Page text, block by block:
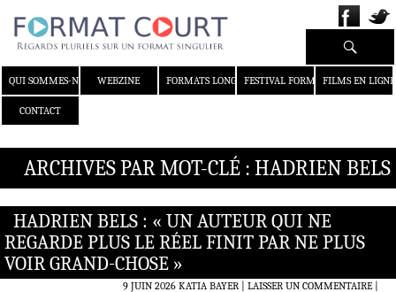
QUI SOMMES-NOUS ?WEBZINE FORMATS LONGS FESTIVAL FORMAT COURT
FILMS EN LIGNE
CONTACT
Recherche
ARCHIVES PAR MOT-CLÉ : HADRIEN BELS
HADRIEN BELS : « UN AUTEUR QUI NE
REGARDE PLUS LE RÉEL FINIT PAR NE PLUS
VOIR GRAND-CHOSE »
9 JUIN 2026 KATIA BAYER LAISSER UN COMMENTAIRE|